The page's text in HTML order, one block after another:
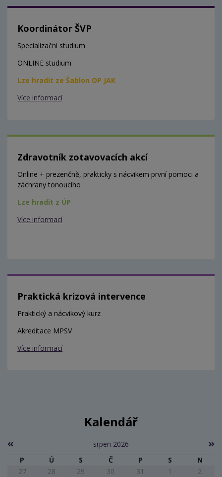
Koordinátor ŠVP
Specializační studium
ONLINE studium
Lze hradit ze Šablon OP JAK
Více informací
Zdravotník zotavovacích akcí
Online + prezenčně, prakticky s nácvikem první pomoci a
záchrany tonoucího
Lze hradit z ÚP
Více informací
Praktická krizová intervence
Praktický a nácvikový kurz
Akreditace MPSV
Více informací
Kalendář
srpen 2026
P
Ú S Č P S
N
27
28 29 30 31 1
2